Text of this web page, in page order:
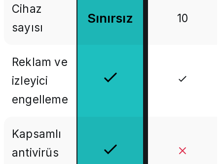
Cihaz
sayısı
Sınırsız 10
Reklam ve
izleyici
engelleme
Kapsamlı
antivirüs